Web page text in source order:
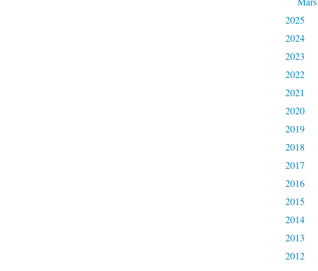
2025
2024
2023
2022
2021
2020
2019
2018
2017
2016
2015
2014
2013
2012